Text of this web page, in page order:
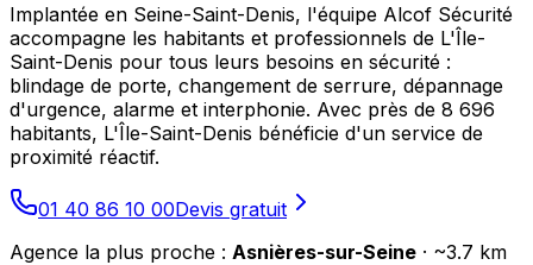
Implantée en Seine-Saint-Denis, l'équipe Alcof Sécurité
accompagne les habitants et professionnels de L'Île-
Saint-Denis pour tous leurs besoins en sécurité :
blindage de porte, changement de serrure, dépannage
d'urgence, alarme et interphonie. Avec près de 8 696
habitants, L'Île-Saint-Denis bénéficie d'un service de
proximité réactif.
01 40 86 10 00Devis gratuit
Agence la plus proche : Asnières-sur-Seine · ~3.7 km